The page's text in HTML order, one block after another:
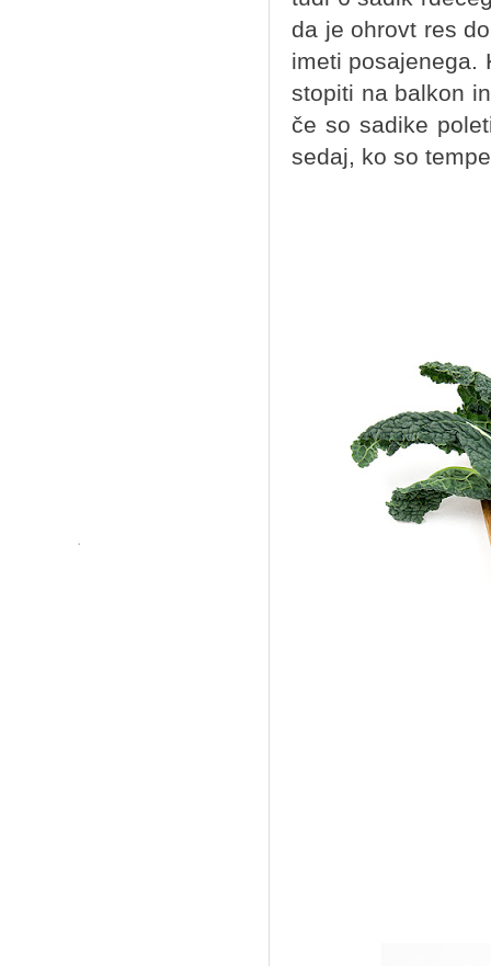
da je ohrovt res
imeti posajenega.
stopiti na balkon
če so sadike
sedaj, ko so